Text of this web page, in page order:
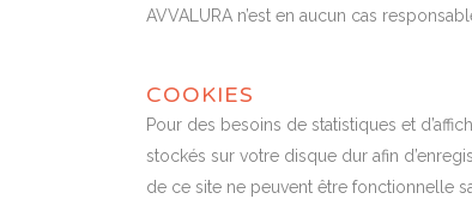
AVVALURA n’est en aucun cas
COOKIES
Pour des besoins de statistiques et
stockés sur votre disque dur afin
de ce site ne peuvent être fonctionnelle